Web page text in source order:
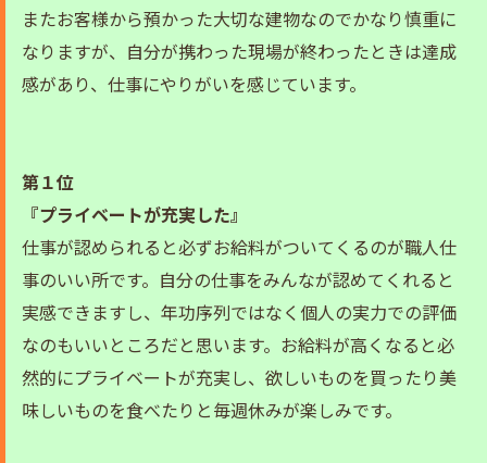
またお客様から預かった大切な建物なのでかなり慎重に
なりますが、自分が携わった現場が終わったときは達成
感があり、仕事にやりがいを感じています。
第１位
『プライベートが充実した』
仕事が認められると必ずお給料がついてくるのが職人仕
事のいい所です。自分の仕事をみんなが認めてくれると
実感できますし、年功序列ではなく個人の実力での評価
なのもいいところだと思います。お給料が高くなると必
然的にプライベートが充実し、欲しいものを買ったり美
味しいものを食べたりと毎週休みが楽しみです。